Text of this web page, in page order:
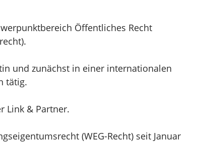
Öffentliches Recht
und zunächst in einer internationalen
tätig.
Link & Partner.
(WEG-Recht) seit Januar